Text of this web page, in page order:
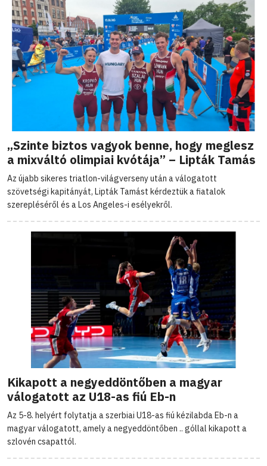
„Szinte biztos vagyok benne, hogy meglesz
a mixváltó olimpiai kvótája” – Lipták Tamás
Az újabb sikeres triatlon-világverseny után a válogatott
szövetségi kapitányát, Lipták Tamást kérdeztük a fiatalok
szerepléséről és a Los Angeles-i esélyekről.
Kikapott a negyeddöntőben a magyar
válogatott az U18-as fiú Eb-n
Az 5-8. helyért folytatja a szerbiai U18-as fiú kézilabda Eb-n a
magyar válogatott, amely a negyeddöntőben .. góllal kikapott a
szlovén csapattól.